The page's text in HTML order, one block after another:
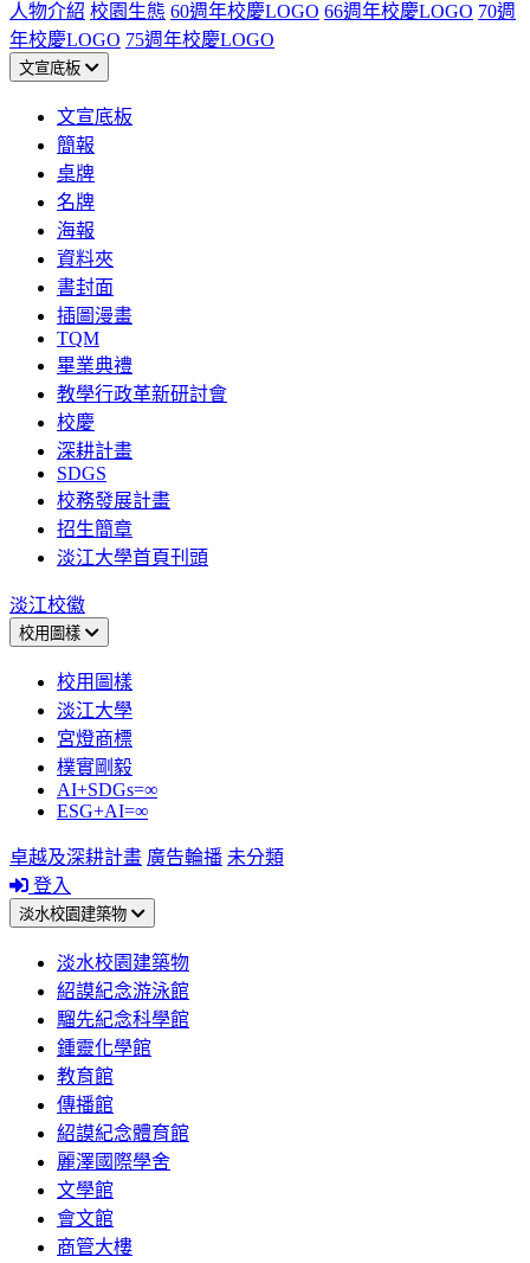
人物介紹 校園生態 60週年校慶LOGO 66週年校慶LOGO 70週
年校慶LOGO 75週年校慶LOGO
文宣底板
文宣底板
簡報
桌牌
名牌
海報
資料夾
書封面
插圖漫畫
TQM
畢業典禮
教學行政革新研討會
校慶
深耕計畫
SDGS
校務發展計畫
招生簡章
淡江大學首頁刊頭
淡江校徽
校用圖樣
校用圖樣
淡江大學
宮燈商標
樸實剛毅
AI+SDGs=∞
ESG+AI=∞
卓越及深耕計畫 廣告輪播 未分類
登入
淡水校園建築物
淡水校園建築物
紹謨紀念游泳館
騮先紀念科學館
鍾靈化學館
教育館
傳播館
紹謨紀念體育館
麗澤國際學舍
文學館
會文館
商管大樓